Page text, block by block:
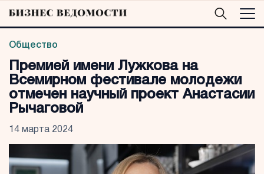
Общество
Премией имени Лужкова на
Всемирном фестивале молодежи
отмечен научный проект Анастасии
Рычаговой
14 марта 2024